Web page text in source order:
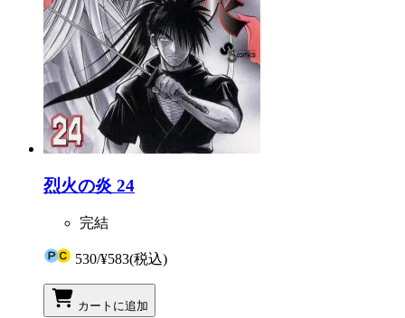
烈火の炎 24
完結
530/¥583(税込)
カートに追加